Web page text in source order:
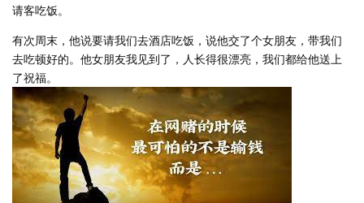
请客吃饭。
有次周末，他说要请我们去酒店吃饭，说他交了个女朋友，带我们
去吃顿好的。他女朋友我见到了，人长得很漂亮，我们都给他送上
了祝福。